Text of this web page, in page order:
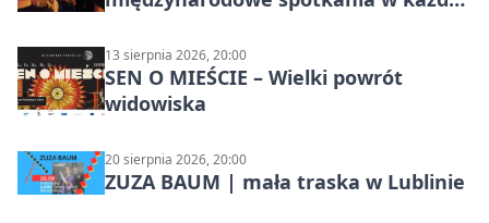
13 sierpnia 2026, 20:00
SEN O MIEŚCIE – Wielki powrót
widowiska
20 sierpnia 2026, 20:00
ZUZA BAUM | mała traska w Lublinie